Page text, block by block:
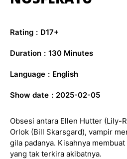
Rating : D17+
Duration : 130 Minutes
Language : English
Show date : 2025-02-05
Obsesi antara Ellen Hutter (Lily-
Orlok (Bill Skarsgard), vampir
gila padanya. Kisahnya
yang tak terkira akibatnya.